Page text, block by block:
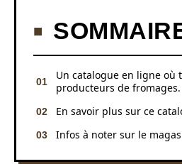
Un catalogue en ligne où
producteurs de fromages.
En savoir plus sur ce
Infos à noter sur le